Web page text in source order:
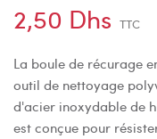
2,50 Dhs TTC
La boule de récurage
outil de nettoyage
d'acier inoxydable de
est conçue pour